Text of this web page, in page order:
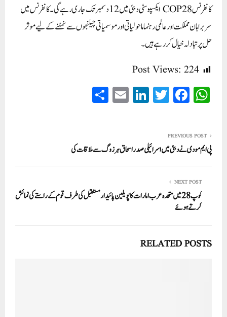
کانفرنس COP28 ایکسپو سٹی دبئی میں 12 دسمبر تک جاری رہے گی۔ کانفرنس میں
سربراہان مملکت اور عالمی رہنما ماحولیاتی اور موسمیاتی چیلنجوں سے نمٹنے کے لیے موثر
حل پر تبادلہ خیال کررہے ہیں۔
Post Views: 224
W
ha
A
pp
Fa
ce
ok
T
wi
r
Li
nk
In
E
m
PREVIOUS POST
پی ایم مودی نے دبئی میں اسرائیلی صدر اسحاق ہرزوگ سے ملاقات کی
NEXT POST
کوپ 28 میں متحدہ عرب امارات کا پویلین پائیدار مستقبل کی طرف قوم کے راستے کی نمائش
کرتے ہوئے
RELATED POSTS